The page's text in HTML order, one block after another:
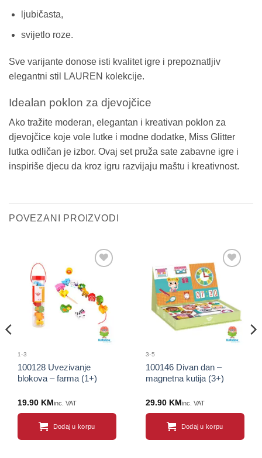
ljubičasta,
svijetlo roze.
Sve varijante donose isti kvalitet igre i prepoznatljiv
elegantni stil LAUREN kolekcije.
Idealan poklon za djevojčice
Ako tražite moderan, elegantan i kreativan poklon za
djevojčice koje vole lutke i modne dodatke, Miss Glitter
lutka odličan je izbor. Ovaj set pruža sate zabavne igre i
inspiriše djecu da kroz igru razvijaju maštu i kreativnost.
POVEZANI PROIZVODI
proizvod
1-3
100128 Uvezivanje
blokova – farma (1+)
19.90 KM inc. VAT
Dodaj u korpu
Sačuvaj
proizvod
3-5
100146 Divan dan –
magnetna kutija (3+)
29.90 KM inc. VAT
Dodaj u korpu